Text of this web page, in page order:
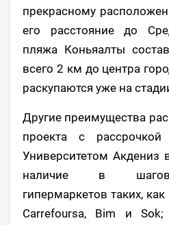
прекрасному
его расстояние до
пляжа Коньяалты
всего 2 км до центра
раскупаются уже на
Другие преимущества
проекта с
Университетом Акдениз
наличие в
гипермаркетов таких,
Carrefoursa, Bim и